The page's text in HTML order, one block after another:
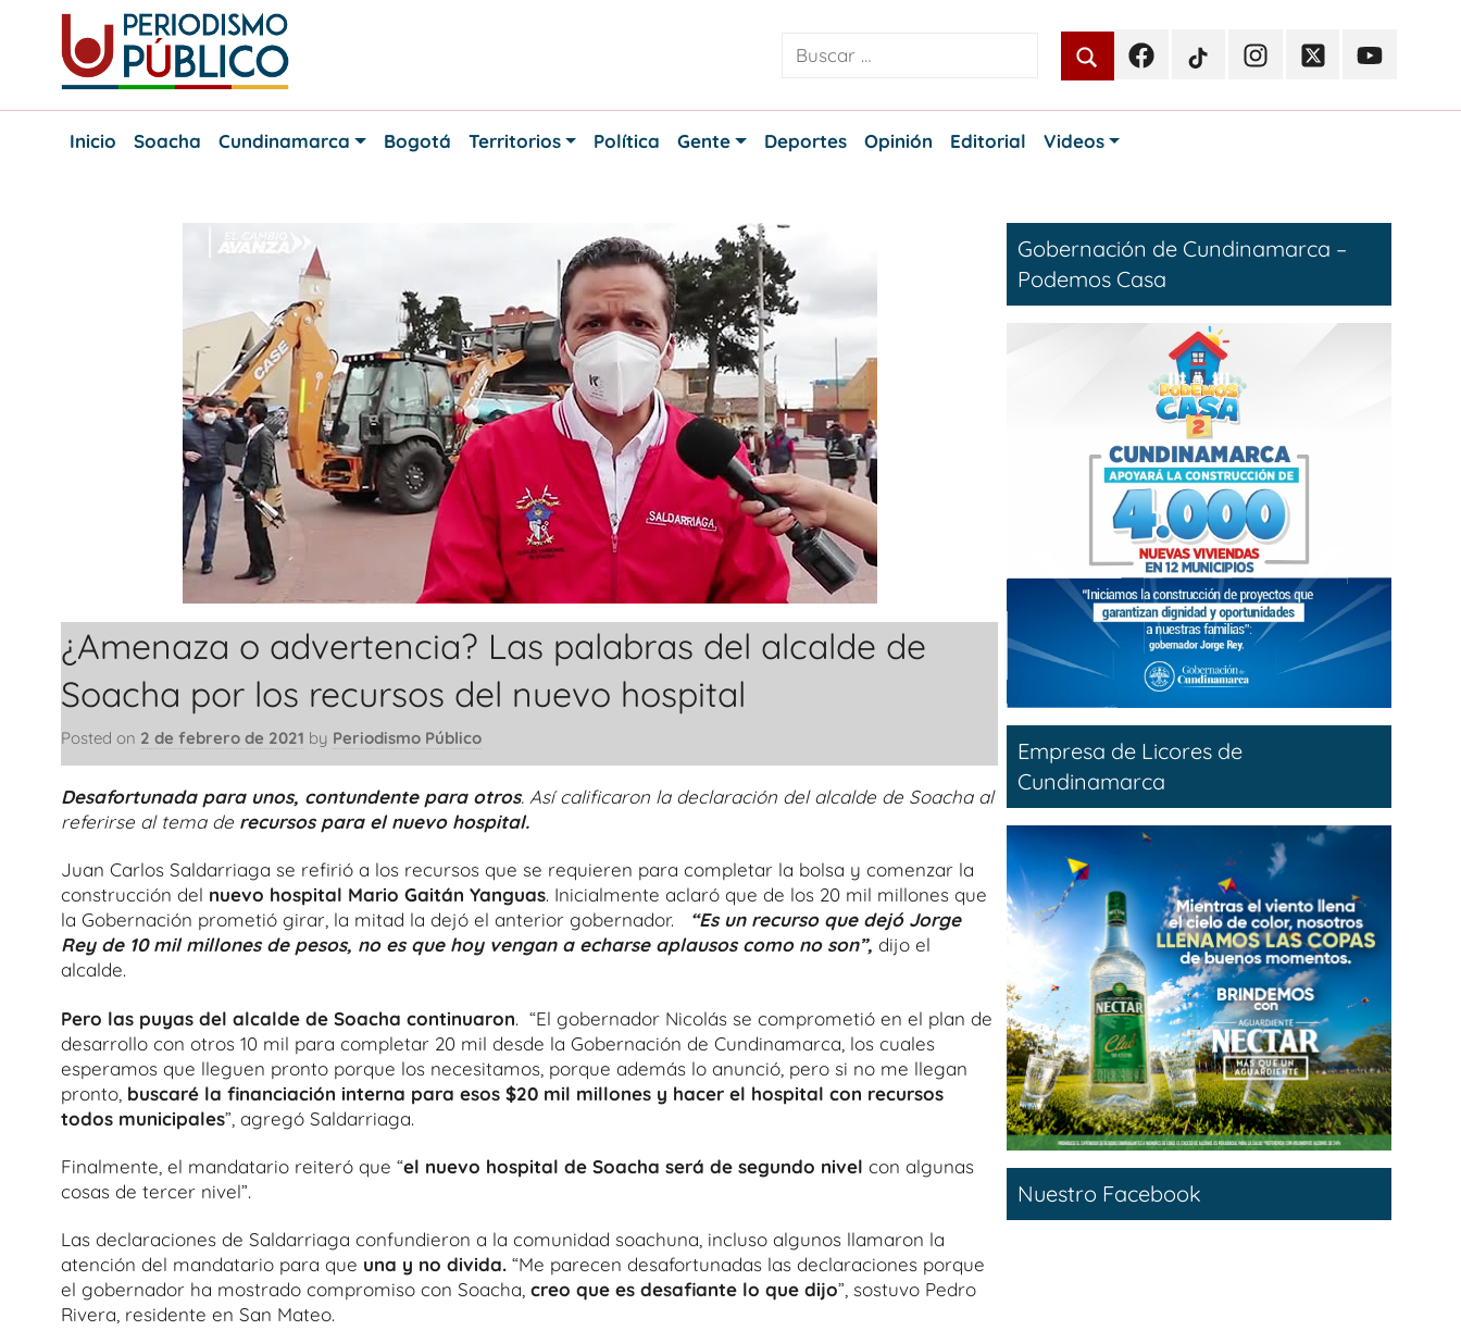
content
Periodismo
Noticias
FacebookTikTokInstagramTwitterYoutube
Inicio
Soacha Cundinamarca Bogotá Territorios Política Gente Deportes Opinión Editorial Videos
¿Amenaza o advertencia? Las palabras del alcalde de
Soacha por los recursos del nuevo hospital
Posted on 2 de febrero de 2021 by Periodismo Público
Desafortunada para unos, contundente para otros. Así calificaron la declaración del alcalde de Soacha al
referirse al tema de recursos para el nuevo hospital.
Juan Carlos Saldarriaga se refirió a los recursos que se requieren para completar la bolsa y comenzar la
construcción del nuevo hospital Mario Gaitán Yanguas. Inicialmente aclaró que de los 20 mil millones que
la Gobernación prometió girar, la mitad la dejó el anterior gobernador. “Es un recurso que dejó Jorge
Rey de 10 mil millones de pesos, no es que hoy vengan a echarse aplausos como no son”, dijo el
alcalde.
Pero las puyas del alcalde de Soacha continuaron. “El gobernador Nicolás se comprometió en el plan de
desarrollo con otros 10 mil para completar 20 mil desde la Gobernación de Cundinamarca, los cuales
esperamos que lleguen pronto porque los necesitamos, porque además lo anunció, pero si no me llegan
pronto, buscaré la financiación interna para esos $20 mil millones y hacer el hospital con recursos
todos municipales”, agregó Saldarriaga.
Finalmente, el mandatario reiteró que “el nuevo hospital de Soacha será de segundo nivel con algunas
cosas de tercer nivel”.
Las declaraciones de Saldarriaga confundieron a la comunidad soachuna, incluso algunos llamaron la
atención del mandatario para que una y no divida. “Me parecen desafortunadas las declaraciones porque
el gobernador ha mostrado compromiso con Soacha, creo que es desafiante lo que dijo”, sostuvo Pedro
Rivera, residente en San Mateo.
Gobernación de Cundinamarca –
Podemos Casa
Empresa de Licores de
Cundinamarca
Nuestro Facebook